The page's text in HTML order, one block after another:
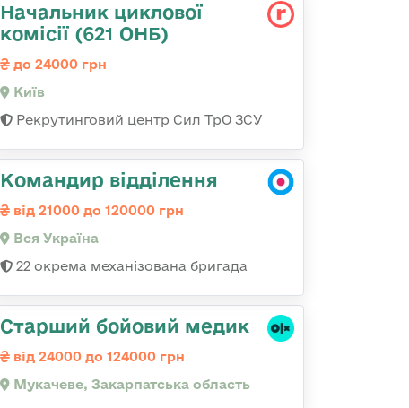
Начальник циклової
комісії (621 ОНБ)
до 24000 грн
Київ
Рекрутинговий центр Сил ТрО ЗСУ
Командир відділення
від 21000 до 120000 грн
Вся Україна
22 окрема механізована бригада
Старший бойовий медик
від 24000 до 124000 грн
Мукачеве, Закарпатська область